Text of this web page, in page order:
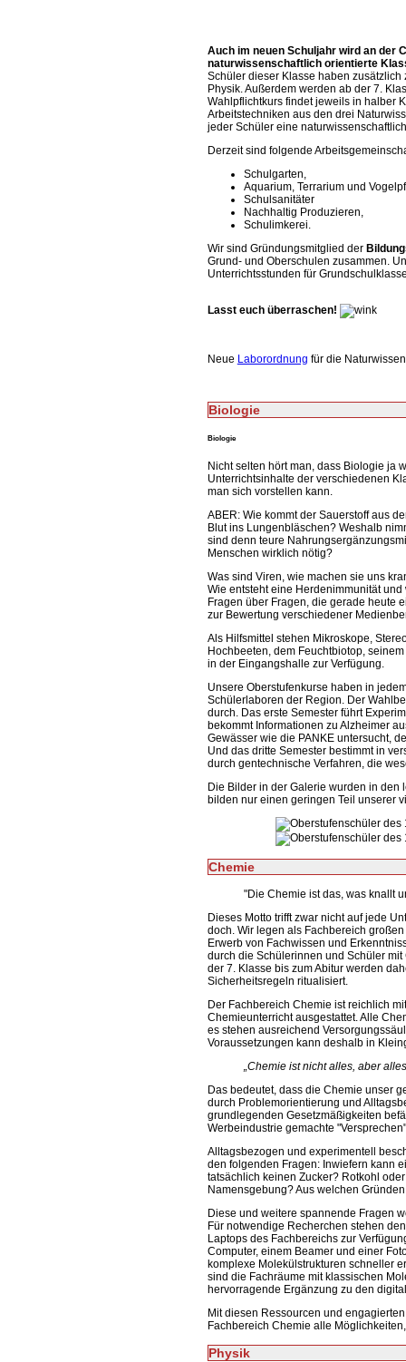
Auch im neuen Schuljahr wird an der
naturwissenschaftlich orientierte
Schüler dieser Klasse haben
Physik. Außerdem werden ab der 7.
Wahlpflichtkurs findet jeweils in halber
Arbeitstechniken aus den drei
jeder Schüler eine
Derzeit sind folgende
Schulgarten,
Aquarium, Terrarium und
Schulsanitäter
Nachhaltig Produzieren,
Schulimkerei.
Wir sind Gründungsmitglied der
Grund- und Oberschulen zusammen.
Unterrichtsstunden für
Lasst euch überraschen!
Neue Laborordnung für die
Biologie
Biologie
Nicht selten hört man, dass Biologie ja
Unterrichtsinhalte der verschiedenen
man sich vorstellen kann.
ABER: Wie kommt der Sauerstoff aus
Blut ins Lungenbläschen? Weshalb
sind denn teure
Menschen wirklich nötig?
Was sind Viren, wie machen sie uns
Wie entsteht eine Herdenimmunität
Fragen über Fragen, die gerade heute
zur Bewertung verschiedener
Als Hilfsmittel stehen Mikroskope,
Hochbeeten, dem Feuchtbiotop,
in der Eingangshalle zur Verfügung.
Unsere Oberstufenkurse haben in
Schülerlaboren der Region. Der
durch. Das erste Semester führt
bekommt Informationen zu Alzheimer
Gewässer wie die PANKE untersucht,
Und das dritte Semester bestimmt in
durch gentechnische Verfahren, die
Die Bilder in der Galerie wurden in
bilden nur einen geringen Teil unserer
Chemie
"Die Chemie ist das, was knallt
Dieses Motto trifft zwar nicht auf jede
doch. Wir legen als Fachbereich
Erwerb von Fachwissen und
durch die Schülerinnen und Schüler
der 7. Klasse bis zum Abitur werden
Sicherheitsregeln ritualisiert.
Der Fachbereich Chemie ist reichlich
Chemieunterricht ausgestattet. Alle
es stehen ausreichend
Voraussetzungen kann deshalb in
„Chemie ist nicht alles, aber
Das bedeutet, dass die Chemie unser
durch Problemorientierung und
grundlegenden Gesetzmäßigkeiten
Werbeindustrie gemachte
Alltagsbezogen und experimentell
den folgenden Fragen: Inwiefern kann
tatsächlich keinen Zucker? Rotkohl
Namensgebung? Aus welchen
Diese und weitere spannende Fragen
Für notwendige Recherchen stehen
Laptops des Fachbereichs zur
Computer, einem Beamer und einer
komplexe Molekülstrukturen schneller
sind die Fachräume mit klassischen
hervorragende Ergänzung zu den
Mit diesen Ressourcen und
Fachbereich Chemie alle
Physik